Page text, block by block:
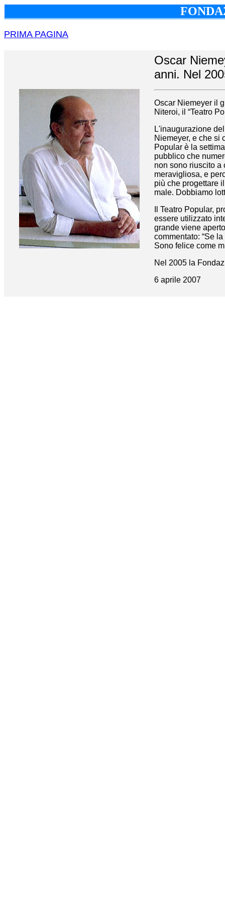
PRIMA PAGINA
Oscar
anni. Nel
Oscar Niemeyer il
Niteroi, il “Teatro
L'inaugurazione
Niemeyer, e che si
Popular è la
pubblico che
non sono riuscito a
meravigliosa, e
più che progettare
male. Dobbiamo
Il Teatro Popular,
essere utilizzato
grande viene
commentato: “Se
Sono felice come
Nel 2005 la
6 aprile 2007